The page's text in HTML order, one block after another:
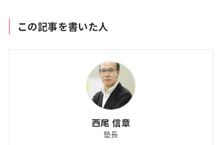
この記事を書いた人
西尾 信章
塾長